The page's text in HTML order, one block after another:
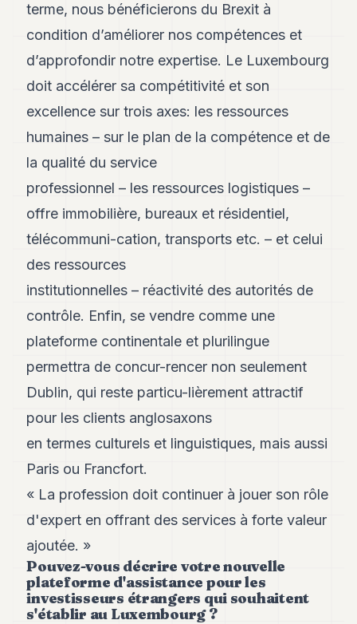
POLITIQUE
PRIVATE
EQUITY
JURIDIQUE
ENTREPRISES
ASSOCIATIONS
S'ABONNER
FR
terme, nous bénéficierons du Brexit à
condition d’améliorer nos compétences et
d’approfondir notre expertise. Le Luxembourg
doit accélérer sa compétitivité et son
excellence sur trois axes: les ressources
humaines – sur le plan de la compétence et de
la qualité du service
professionnel – les ressources logistiques –
offre immobilière, bureaux et résidentiel,
télécommuni-cation, transports etc. – et celui
des ressources
institutionnelles – réactivité des autorités de
contrôle. Enfin, se vendre comme une
plateforme continentale et plurilingue
permettra de concur-rencer non seulement
Dublin, qui reste particu-lièrement attractif
pour les clients anglosaxons
en termes culturels et linguistiques, mais aussi
Paris ou Francfort.
« La profession doit continuer à jouer son rôle
d'expert en offrant des services à forte valeur
ajoutée. »
Pouvez-vous décrire votre nouvelle
plateforme d'assistance pour les
investisseurs étrangers qui souhaitent
s'établir au Luxembourg ?